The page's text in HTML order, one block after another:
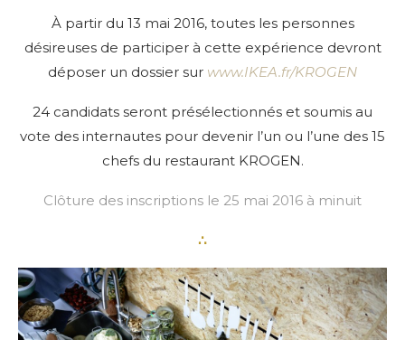
À partir du 13 mai 2016, toutes les personnes
désireuses de participer à cette expérience devront
déposer un dossier sur www.IKEA.fr/KROGEN
24 candidats seront présélectionnés et soumis au
vote des internautes pour devenir l’un ou l’une des 15
chefs du restaurant KROGEN.
Clôture des inscriptions le 25 mai 2016 à minuit
∴